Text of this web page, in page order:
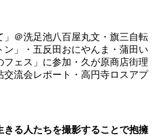
」＠洗足池八百屋丸文・旗三自転
」・五反田おにやんま・蒲田い
ェス」に参加・久が原商店街理
流会レポート・高円寺ロスアプ
きる人たちを撮影することで抱擁